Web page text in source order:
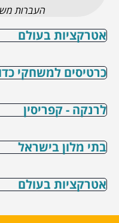
העברות
אטרקציות בעולם
כרטיסים למשחקי
לרנקה - קפריסין
בתי מלון בישראל
אטרקציות בעולם